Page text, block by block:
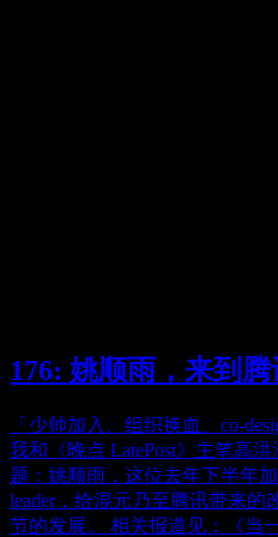
176: 姚顺雨，来到腾
「少帅加入、组织换血、co-
我和《晚点 LatePost》主笔高
题：姚顺雨，这位去年下半年
leader，给混元乃至腾讯带来
节的发展。 相关报道见：《当